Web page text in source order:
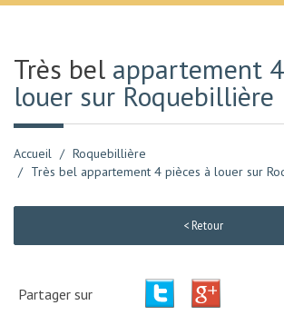
Très bel appartement
louer sur Roquebillière
Accueil
Roquebillière
Très bel appartement 4 pièces à louer sur
< Retour
Partager sur